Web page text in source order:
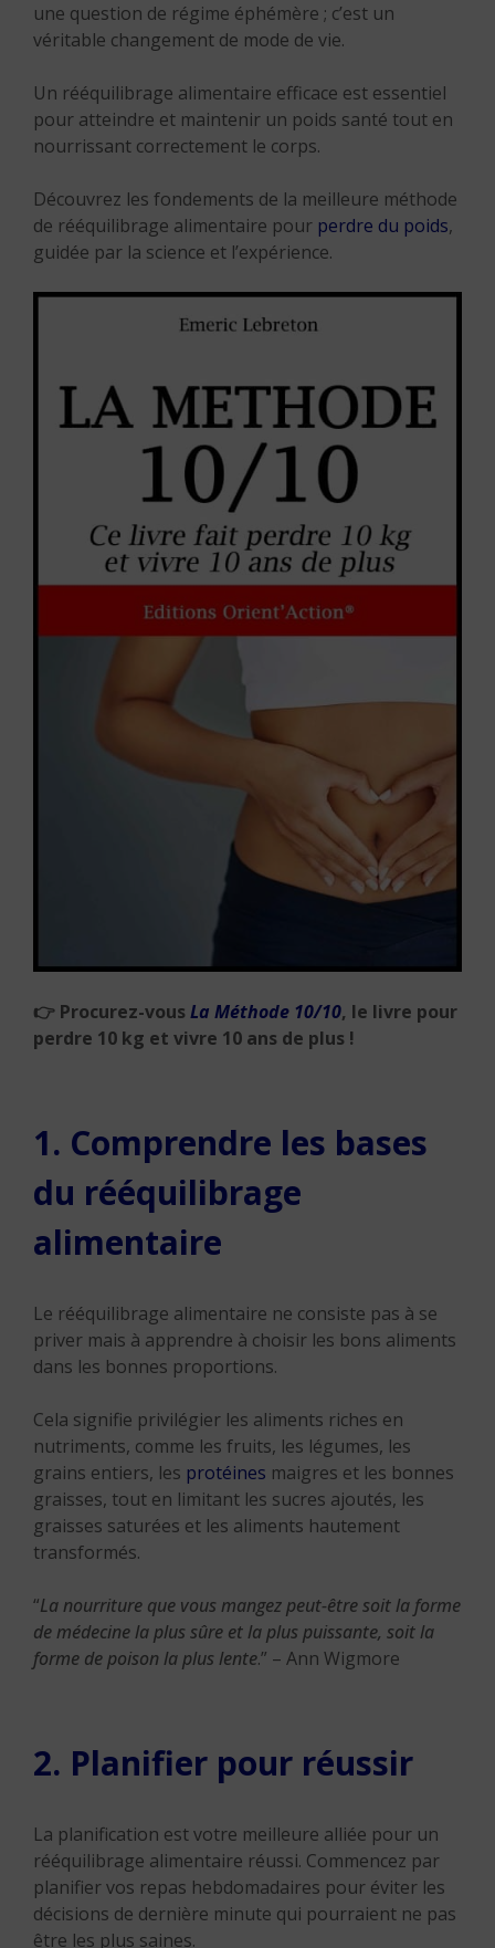
une question de régime éphémère ; c’est un
véritable changement de mode de vie.
Un rééquilibrage alimentaire efficace est essentiel
pour atteindre et maintenir un poids santé tout en
nourrissant correctement le corps.
Découvrez les fondements de la meilleure méthode
de rééquilibrage alimentaire pour perdre du poids,
guidée par la science et l’expérience.
👉 Procurez-vous La Méthode 10/10, le livre pour
perdre 10 kg et vivre 10 ans de plus !
1. Comprendre les bases
du rééquilibrage
alimentaire
Le rééquilibrage alimentaire ne consiste pas à se
priver mais à apprendre à choisir les bons aliments
dans les bonnes proportions.
Cela signifie privilégier les aliments riches en
nutriments, comme les fruits, les légumes, les
grains entiers, les protéines maigres et les bonnes
graisses, tout en limitant les sucres ajoutés, les
graisses saturées et les aliments hautement
transformés.
“La nourriture que vous mangez peut-être soit la forme
de médecine la plus sûre et la plus puissante, soit la
forme de poison la plus lente.” – Ann Wigmore
2. Planifier pour réussir
La planification est votre meilleure alliée pour un
rééquilibrage alimentaire réussi. Commencez par
planifier vos repas hebdomadaires pour éviter les
décisions de dernière minute qui pourraient ne pas
être les plus saines.